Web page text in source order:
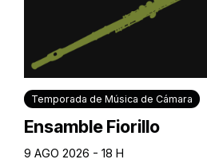
Temporada de Música de Cámara
Ensamble Fiorillo
9 AGO 2026 - 18 H